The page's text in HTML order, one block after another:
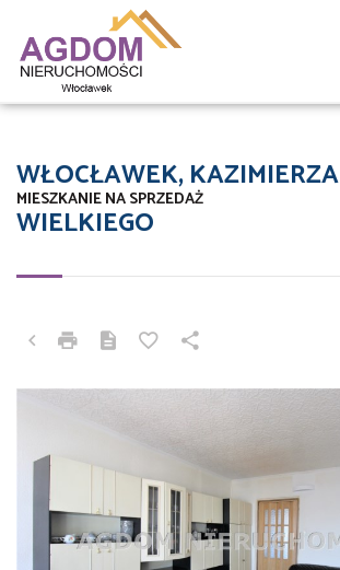
WŁOCŁAWEK, KAZIMIERZA
WIELKIEGO
MIESZKANIE NA SPRZEDAŻ